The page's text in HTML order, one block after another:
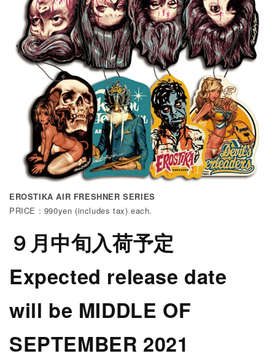
EROSTIKA AIR FRESHNER SERIES
PRICE : 990yen (includes tax) each.
９月中旬入荷予定
Expected release date
will be MIDDLE OF
SEPTEMBER 2021